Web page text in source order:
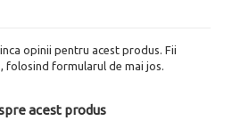
opinii pentru acest produs. Fii
folosind formularul de mai jos.
acest produs